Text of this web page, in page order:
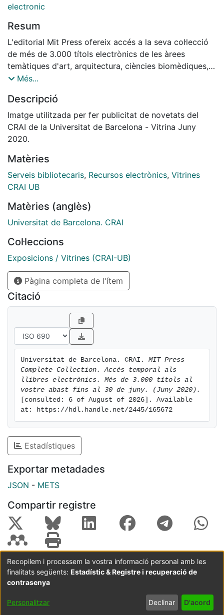
electronic
Resum
L'editorial Mit Press ofereix accés a la seva col·lecció
de més de 3.000 títols electrònics de les àrees
temàtiques d'art, arquitectura, ciències biomèdiques,
negocis i finances, informàtica, ciències cognitives,
de la informació, lingüística, neurociència, filosofia i
ciències socials.
La col·lecció està disponible fins al 30 de juny de
2020.
Més...
Descripció
Imatge utilitzada per fer publicitat de novetats del
CRAI de la Universitat de Barcelona - Vitrina Juny
2020.
Matèries
Serveis bibliotecaris, Recursos electrònics, Vitrines
CRAI UB
Matèries (anglès)
Universitat de Barcelona. CRAI
Col·leccions
Exposicions / Vitrines (CRAI-UB)
Pàgina completa de l'ítem
Citació
Universitat de Barcelona. CRAI. MIT Press
Complete Collection. Accés temporal als
llibres electrònics. Més de 3.000 títols al
vostre abast fins al 30 de juny. (Juny 2020).
[consulted: 6 of August of 2026]. Available
at: https://hdl.handle.net/2445/165672
Estadístiques
Exportar metadades
JSON - METS
Compartir registre
Coordinació:CRAI UB Avís legal
Metadades
subjectes a:
Configuració
de cookies
privadesa
Recopilem i processem la vostra informació personal amb les
finalitats següents: Estadístic & Registre i recuperació de
contrasenya
Personalitzar Declinar D'acord